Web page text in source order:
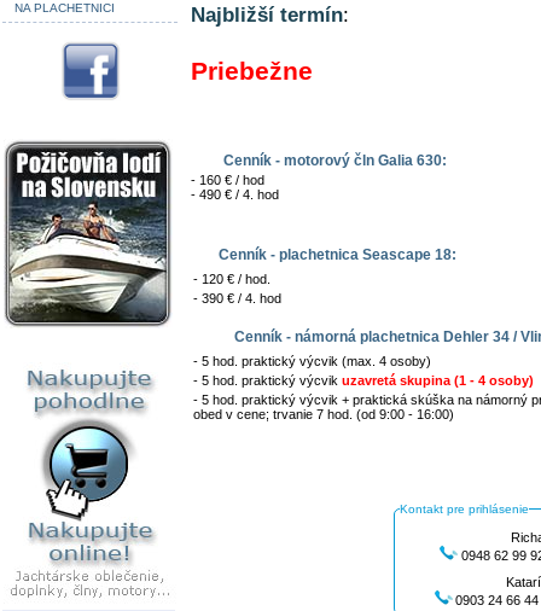
NA PLACHETNICI
Najbližší termín:
Priebežne
Cenník - motorový čln Galia 630:
- 160 € / hod
- 490 € / 4. hod
Cenník - plachetnica Seascape 18:
- 120 € / hod.
- 390 € / 4. hod
Cenník - námorná plachetnica Dehler 34 /
- 5 hod. praktický výcvik (max. 4 osoby)
- 5 hod. praktický výcvik uzavretá skupina (1 - 4 osoby)
- 5 hod. praktický výcvik + praktická skúška na námorný
obed v cene; trvanie 7 hod. (od 9:00 - 16:00)
Kontakt pre prihlásenie
0948 62 99
0903 24 66